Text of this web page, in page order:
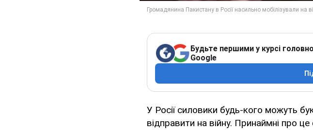
Будьте першими у курсі
Google
У Росії силовики будь-кого можуть
відправити на війну. Принаймні про це